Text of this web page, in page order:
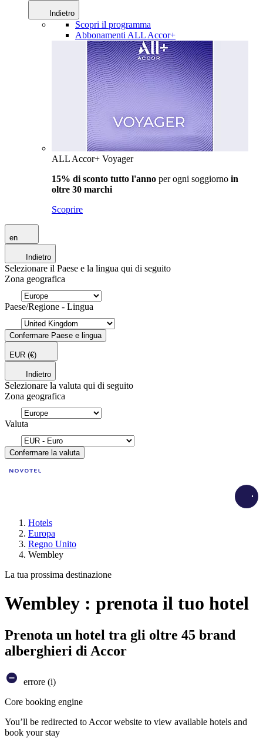
Indietro
Scopri il programma
Abbonamenti ALL Accor+
ALL Accor+ Voyager
15% di sconto tutto l'anno per ogni soggiorno in
oltre 30 marchi
Scoprire
en
Indietro
Selezionare il Paese e la lingua qui di seguito
Zona geografica
Paese/Regione - Lingua
Confermare Paese e lingua
EUR (€)
Indietro
Selezionare la valuta qui di seguito
Zona geografica
Valuta
Confermare la valuta
Hotels
Europa
Regno Unito
Wembley
La tua prossima destinazione
Wembley : prenota il tuo hotel
Prenota un hotel tra gli oltre 45 brand
alberghieri di Accor
errore (i)
Core booking engine
You’ll be redirected to Accor website to view available hotels and
book your stay